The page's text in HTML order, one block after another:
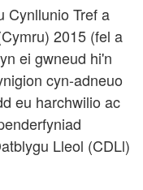
Cynllunio Tref a
2015 (fel a
ei gwneud hi'n
cyn-adneuo
eu harchwilio ac
Lleol (CDLl)